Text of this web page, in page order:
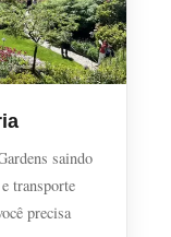
saindo
transporte
precisa